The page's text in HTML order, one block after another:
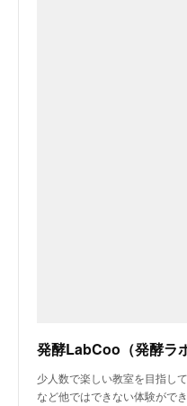
発酵LabCoo（発酵ラ
少人数で楽しい教室を目指し
など他ではできない体験ができ